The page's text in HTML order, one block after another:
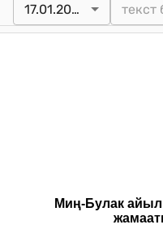
17.01.2025